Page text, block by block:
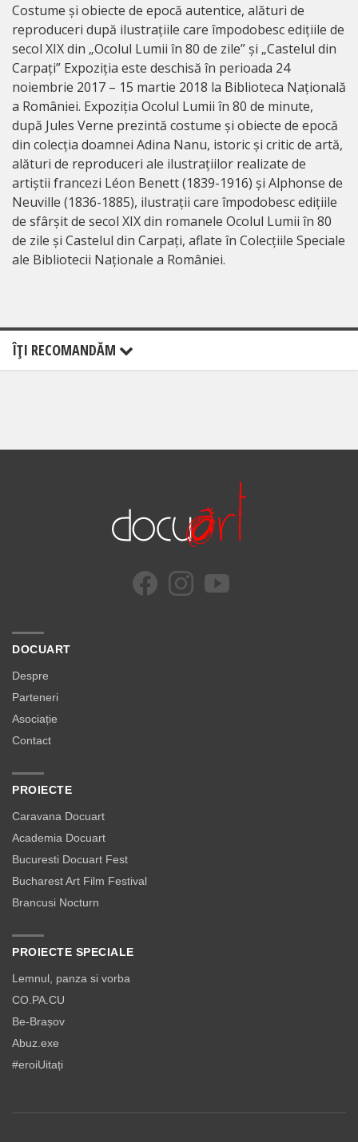
Costume și obiecte de epocă autentice, alături de
reproduceri după ilustrațiile care împodobesc edițiile de
secol XIX din „Ocolul Lumii în 80 de zile” și „Castelul din
Carpați” Expoziția este deschisă în perioada 24
noiembrie 2017 – 15 martie 2018 la Biblioteca Națională
a României. Expoziția Ocolul Lumii în 80 de minute,
după Jules Verne prezintă costume și obiecte de epocă
din colecția doamnei Adina Nanu, istoric și critic de artă,
alături de reproduceri ale ilustrațiilor realizate de
artiștii francezi Léon Benett (1839-1916) și Alphonse de
Neuville (1836-1885), ilustrații care împodobesc edițiile
de sfârșit de secol XIX din romanele Ocolul Lumii în 80
de zile și Castelul din Carpați, aflate în Colecțiile Speciale
ale Bibliotecii Naționale a României.
ÎŢI RECOMANDĂM
DOCUART
Despre
Parteneri
Asociație
Contact
PROIECTE
Caravana Docuart
Academia Docuart
Bucuresti Docuart Fest
Bucharest Art Film Festival
Brancusi Nocturn
PROIECTE SPECIALE
Lemnul, panza si vorba
CO.PA.CU
Be-Brașov
Abuz.exe
#eroiUitați